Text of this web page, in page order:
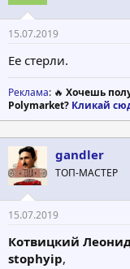
15.07.2019
Ее стерли.
Реклама: 🔥 Хочешь
Polymarket? Кликай
gandler
ТОП-МАСТЕР
15.07.2019
Котвицкий
stophyip,